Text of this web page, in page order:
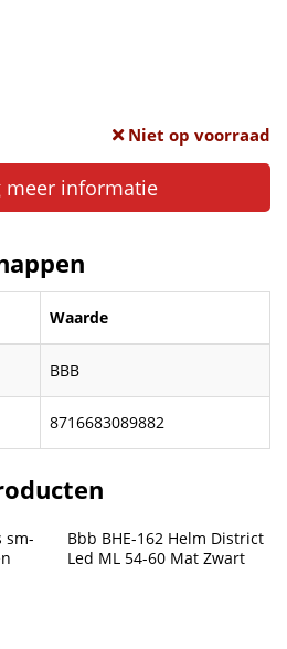
Niet op voorraad
meer informatie
Waarde
BBB
8716683089882
sm-
Bbb BHE-162 Helm District
Led ML 54-60 Mat Zwart